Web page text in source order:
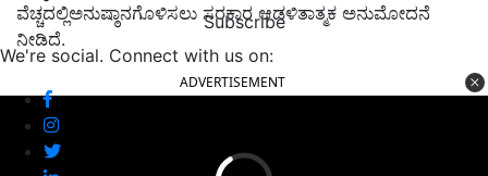
Subscribe
We're social. Connect with us on:
ವೆಚ್ಚದಲ್ಲಿಅನುಷ್ಠಾನಗೊಳಿಸಲು ಸರಕಾರ ಆಡಳಿತಾತ್ಮಕ ಅನುಮೋದನೆ
ನೀಡಿದೆ.
ADVERTISEMENT